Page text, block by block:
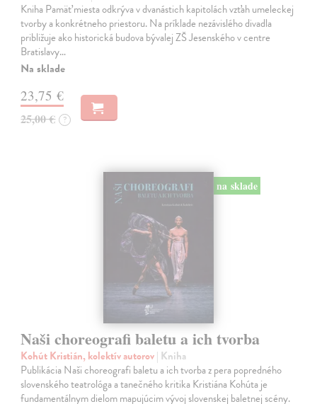
Kniha Pamäť miesta odkrýva v dvanástich kapitolách vzťah umeleckej
tvorby a konkrétneho priestoru. Na príklade nezávislého divadla
približuje ako historická budova bývalej ZŠ Jesenského v centre
Bratislavy…
Na sklade
23,75 €
25,00 € ?
na sklade
Naši choreografi baletu a ich tvorba
Kohút Kristián, kolektív autorov| Kniha
Publikácia Naši choreografi baletu a ich tvorba z pera popredného
slovenského teatrológa a tanečného kritika Kristiána Kohúta je
fundamentálnym dielom mapujúcim vývoj slovenskej baletnej scény.